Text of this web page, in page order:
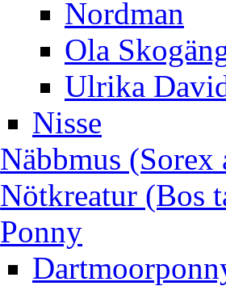
Nordman
Ola
Ulrika
Nisse
Näbbmus (Sorex
Nötkreatur (Bos
Ponny